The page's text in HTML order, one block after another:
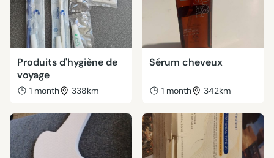
Produits d'hygiène de
voyage
1 month 338km
Sérum cheveux
1 month 342km